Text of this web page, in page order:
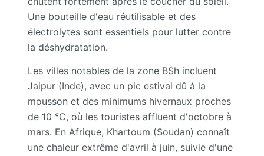
Une bouteille d'eau réutilisable et des
électrolytes sont essentiels pour lutter contre
la déshydratation.
Les villes notables de la zone BSh incluent
Jaipur (Inde), avec un pic estival dû à la
mousson et des minimums hivernaux proches
de 10 °C, où les touristes affluent d'octobre à
mars. En Afrique, Khartoum (Soudan) connaît
une chaleur extrême d'avril à juin, suivie d'une